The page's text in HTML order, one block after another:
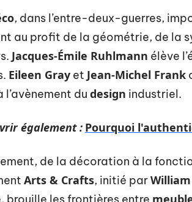
, dans l’entre-deux-guerres,
au profit de la géométrie, de la
Jacques-Émile Ruhlmann élève
Eileen Gray et Jean-Michel Frank
l’avènement du design industriel.
également : Pourquoi
de la décoration à la
Arts & Crafts, initié par